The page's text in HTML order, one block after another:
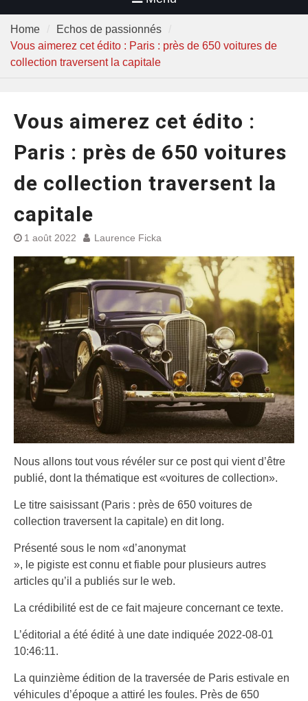
Home
Echos de passionnés
Vous aimerez cet édito : Paris : près de 650 voitures de
collection traversent la capitale
Vous aimerez cet édito :
Paris : près de 650 voitures
de collection traversent la
capitale
1 août 2022 Laurence Ficka
Nous allons tout vous révéler sur ce post qui vient d’être
publié, dont la thématique est «voitures de collection».
Le titre saisissant (Paris : près de 650 voitures de
collection traversent la capitale) en dit long.
Présenté sous le nom «d’anonymat
», le pigiste est connu et fiable pour plusieurs autres
articles qu’il a publiés sur le web.
La crédibilité est de ce fait majeure concernant ce texte.
L’éditorial a été édité à une date indiquée 2022-08-01
10:46:11.
La quinzième édition de la traversée de Paris estivale en
véhicules d’époque a attiré les foules. Près de 650